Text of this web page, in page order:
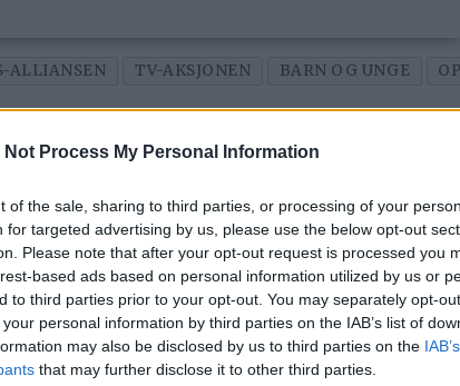
Not Process My Personal Information
of the sale, sharing to third parties, or processing of your
for targeted advertising by us, please use the below opt-out
Please note that after your opt-out request is processed you
based ads based on personal information utilized by us or
to third parties prior to your opt-out. You may separately opt-
personal information by third parties on the IAB’s list of
may also be disclosed by us to third parties on the
that may further disclose it to other third parties.
ALLIANSEN TV-AKSJONEN BARN OG UNGE